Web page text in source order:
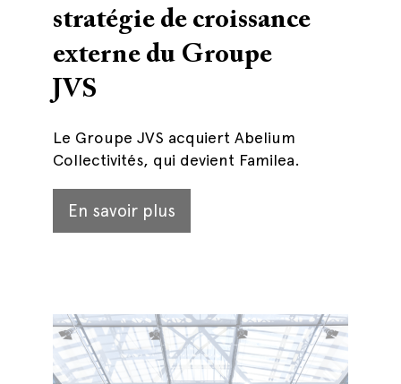
stratégie de croissance
externe du Groupe
JVS
Le Groupe JVS acquiert Abelium
Collectivités, qui devient Familea.
En savoir plus